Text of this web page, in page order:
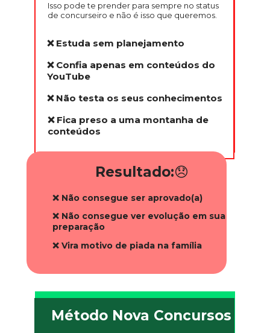
Método Nova Concursos
Isso pode te prender para sempre no status
de concurseiro e não é isso que queremos.
❌ Estuda sem planejamento
❌ Confia apenas em conteúdos do
YouTube
❌ Não testa os seus conhecimentos
❌ Fica preso a uma montanha de
conteúdos
Resultado:😞
❌ Não consegue ser aprovado(a)
❌ Não consegue ver evolução em sua
preparação
❌ Vira motivo de piada na família